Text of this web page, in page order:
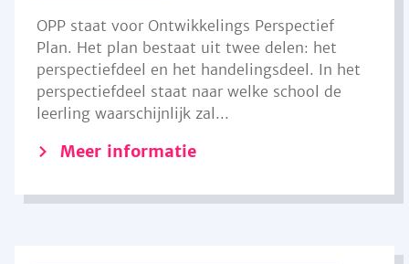
OPP staat voor Ontwikkelings Perspectief
Plan. Het plan bestaat uit twee delen: het
perspectiefdeel en het handelingsdeel. In het
perspectiefdeel staat naar welke school de
leerling waarschijnlijk zal...
Meer informatie